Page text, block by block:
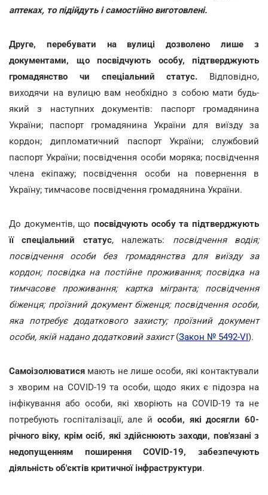
аптеках, то підійдуть і самостійно виготовлені.
Друге, перебувати на вулиці дозволено лише з
документами, що посвідчують особу, підтверджують
громадянство чи спеціальний статус. Відповідно,
виходячи на вулицю вам необхідно з собою мати будь-
який з наступних документів: паспорт громадянина
України; паспорт громадянина України для виїзду за
кордон; дипломатичний паспорт України; службовий
паспорт України; посвідчення особи моряка; посвідчення
члена екіпажу; посвідчення особи на повернення в
Україну; тимчасове посвідчення громадянина України.
До документів, що посвідчують особу та підтверджують
її спеціальний статус, належать: посвідчення водія;
посвідчення особи без громадянства для виїзду за
кордон; посвідка на постійне проживання; посвідка на
тимчасове проживання; картка мігранта; посвідчення
біженця; проїзний документ біженця; посвідчення особи,
яка потребує додаткового захисту; проїзний документ
особи, якій надано додатковий захист(Закон № 5492-VI).
Самоізолюватися мають не лише особи, які контактували
з хворим на COVID-19 та особи, щодо яких є підозра на
інфікування або особи, які хворіють на COVID-19 та не
потребують госпіталізації, але й особи, які досягли 60-
річного віку, крім осіб, які здійснюють заходи, пов'язані з
недопущенням поширення COVID-19, забезпечують
діяльність об'єктів критичної інфраструктури.